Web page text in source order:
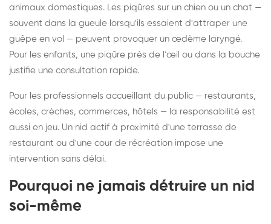
animaux domestiques. Les piqûres sur un chien ou un chat —
souvent dans la gueule lorsqu'ils essaient d'attraper une
guêpe en vol — peuvent provoquer un œdème laryngé.
Pour les enfants, une piqûre près de l'œil ou dans la bouche
justifie une consultation rapide.
Pour les professionnels accueillant du public — restaurants,
écoles, crèches, commerces, hôtels — la responsabilité est
aussi en jeu. Un nid actif à proximité d'une terrasse de
restaurant ou d'une cour de récréation impose une
intervention sans délai.
Pourquoi ne jamais détruire un nid
soi-même